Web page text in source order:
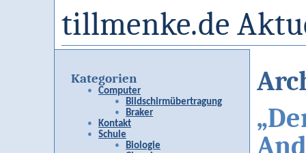
tillmenke.de
Kategorien
Computer
Bildschirmübertragung
Braker
Kontakt
Schule
Biologie